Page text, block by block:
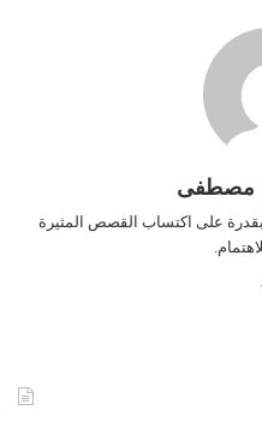
مصطفى
بقدرة على اكتساب القصص المثيرة